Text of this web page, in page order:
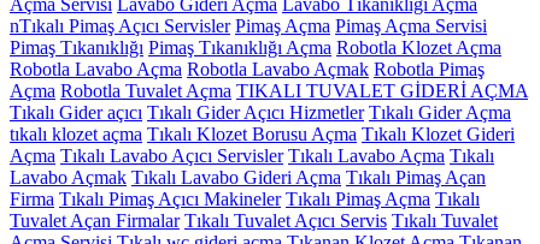
nTıkalı Pimaş Açıcı Servisler Pimaş Açma Pimaş Açma Servisi
Pimaş Tıkanıklığı Pimaş Tıkanıklığı Açma Robotla Klozet Açma
Robotla Lavabo Açma Robotla Lavabo Açmak Robotla Pimaş
Açma Robotla Tuvalet Açma TIKALI TUVALET GİDERİ AÇMA
Tıkalı Gider açıcı Tıkalı Gider Açıcı Hizmetler Tıkalı Gider Açma
tıkalı klozet açma Tıkalı Klozet Borusu Açma Tıkalı Klozet Gideri
Açma Tıkalı Lavabo Açıcı Servisler Tıkalı Lavabo Açma Tıkalı
Lavabo Açmak Tıkalı Lavabo Gideri Açma Tıkalı Pimaş Açan
Firma Tıkalı Pimaş Açıcı Makineler Tıkalı Pimaş Açma Tıkalı
Tuvalet Açan Firmalar Tıkalı Tuvalet Açıcı Servis Tıkalı Tuvalet